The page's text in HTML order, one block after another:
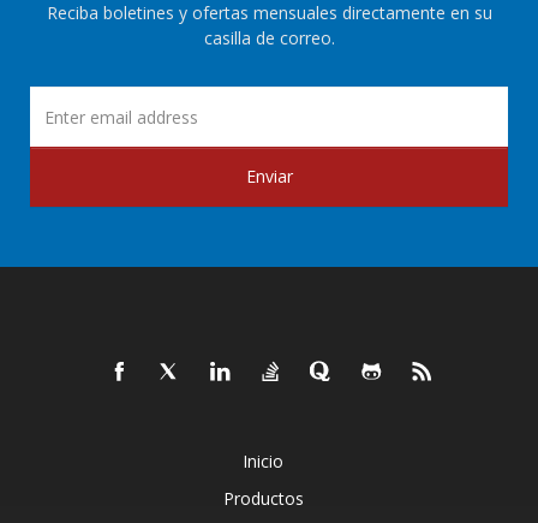
Reciba boletines y ofertas mensuales directamente en su
casilla de correo.
Enviar
Inicio
Productos